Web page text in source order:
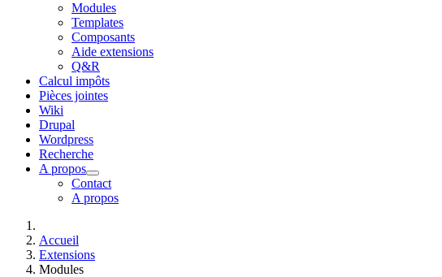
Modules
Templates
Composants
Aide extensions
Q&R
Calcul impôts
Pièces jointes
Wiki
Drupal
Wordpress
Recherche
A propos
Contact
A propos
Accueil
Extensions
Modules